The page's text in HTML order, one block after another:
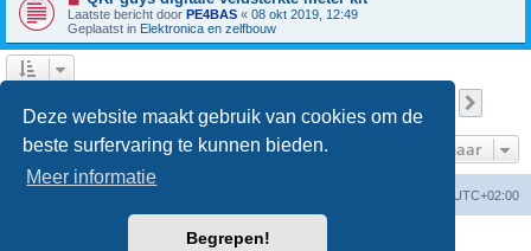
Deze website maakt gebruik van cookies om de
beste surfervaring te kunnen bieden.
Meer informatie
Begrepen!
r
i
c
i
e
u
w
e
c
t
Laatste bericht door PE4BAS « 08 okt 2019, 12:49
Geplaatst in Elektronica en zelfbouw
Ga naar
UTC+02:00
phpBB® Forum Software © phpBB Limited